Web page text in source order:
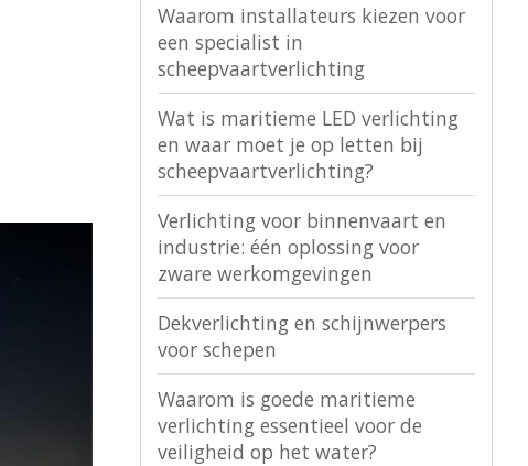
Waarom installateurs kiezen voor
een specialist in
scheepvaartverlichting
Wat is maritieme LED verlichting
en waar moet je op letten bij
scheepvaartverlichting?
Verlichting voor binnenvaart en
industrie: één oplossing voor
zware werkomgevingen
Dekverlichting en schijnwerpers
voor schepen
Waarom is goede maritieme
verlichting essentieel voor de
veiligheid op het water?